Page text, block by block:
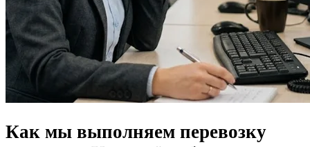
Как мы выполняем перевозку